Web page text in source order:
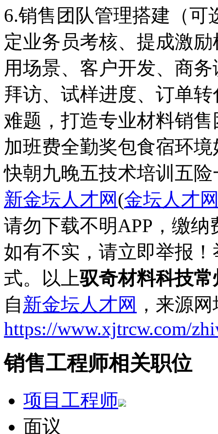
6.销售团队管理搭建（
定业务员考核、提成激
用场景、客户开发、商
拜访、试样进度、订单
加班费全勤奖包食宿环境
快朝九晚五技术培训 五险
新金坛人才网(金坛人才
请勿下载不明APP，缴
如有不实，请立即举报
式。以上驭奇材料科技
自新金坛人才网 ，来源
https://www.xjtrcw.com/
销售工程师相关职位
项目工程师
面议